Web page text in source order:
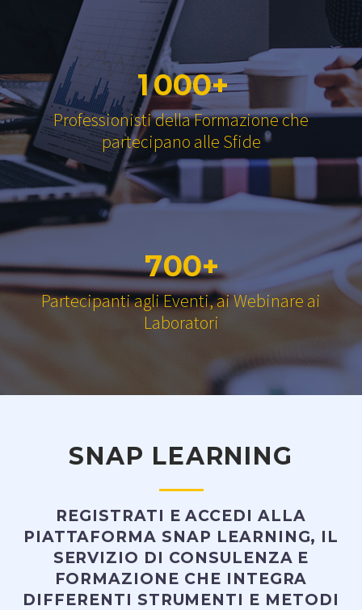
1000+
Professionisti della Formazione che
partecipano alle Sfide
700+
Partecipanti agli Eventi, ai Webinare ai
Laboratori
SNAP LEARNING
REGISTRATI E ACCEDI ALLA
PIATTAFORMA SNAP LEARNING, IL
SERVIZIO DI CONSULENZA E
FORMAZIONE CHE INTEGRA
DIFFERENTI STRUMENTI E METODI